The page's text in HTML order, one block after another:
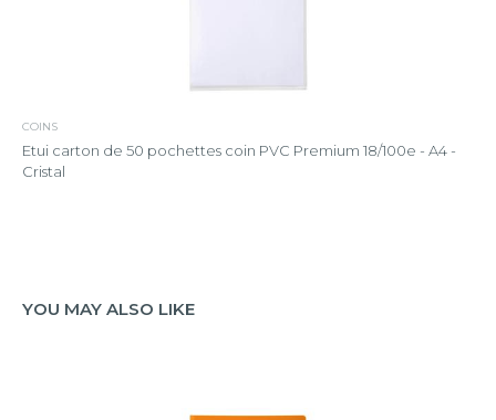
COINS
Etui carton de 50 pochettes coin PVC Premium 18/100e - A4 -
Cristal
YOU MAY ALSO LIKE